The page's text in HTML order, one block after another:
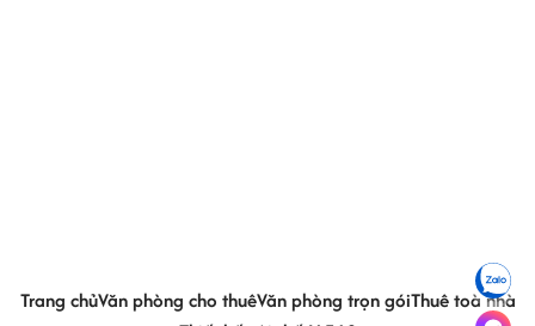
Trang chủVăn phòng cho thuêVăn phòng trọn góiThuê toà nhà